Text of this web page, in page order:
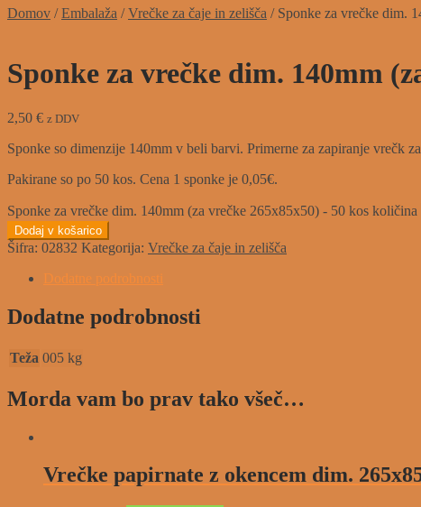
Domov /Embalaža /Vrečke za čaje in zelišča / Sponke za vrečke dim.
Sponke za vrečke dim. 140mm
2,50 € z DDV
Sponke so dimenzije 140mm v beli barvi. Primerne za zapiranje vrečk
Pakirane so po 50 kos. Cena 1 sponke je 0,05€.
Sponke za vrečke dim. 140mm (za vrečke 265x85x50) - 50 kos količina
Dodaj v košarico
Šifra: 02832 Kategorija: Vrečke za čaje in zelišča
Dodatne podrobnosti
Dodatne podrobnosti
Teža 005 kg
Morda vam bo prav tako všeč…
Vrečke papirnate z okencem dim.